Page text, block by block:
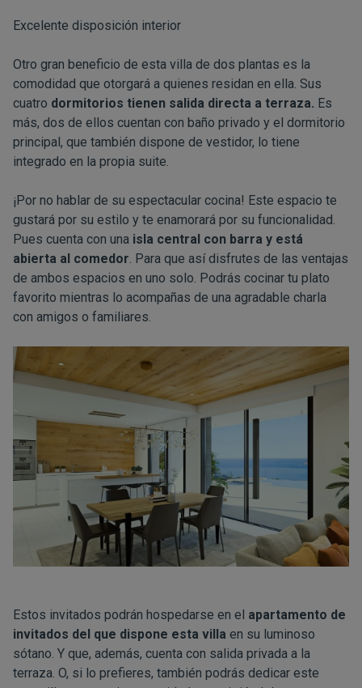
Excelente disposición interior
Otro gran beneficio de esta villa de dos plantas es la
comodidad que otorgará a quienes residan en ella. Sus
cuatro dormitorios tienen salida directa a terraza. Es
más, dos de ellos cuentan con baño privado y el dormitorio
principal, que también dispone de vestidor, lo tiene
integrado en la propia suite.
¡Por no hablar de su espectacular cocina! Este espacio te
gustará por su estilo y te enamorará por su funcionalidad.
Pues cuenta con una isla central con barra y está
abierta al comedor. Para que así disfrutes de las ventajas
de ambos espacios en uno solo. Podrás cocinar tu plato
favorito mientras lo acompañas de una agradable charla
con amigos o familiares.
Estos invitados podrán hospedarse en el apartamento de
invitados del que dispone esta villa en su luminoso
sótano. Y que, además, cuenta con salida privada a la
terraza. O, si lo prefieres, también podrás dedicar este